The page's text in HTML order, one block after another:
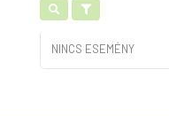
NINCS ESEMÉNY